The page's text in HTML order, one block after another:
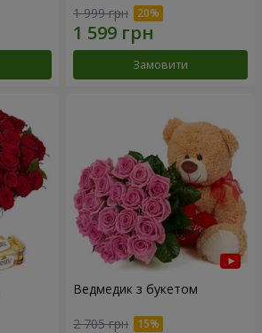
1 999 грн
Замовити
Ведмедик з букетом
2 705 грн